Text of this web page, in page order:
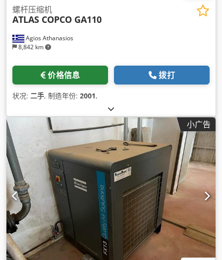
Agios Athanasios
8,842 km
螺杆压缩机
ATLAS COPCO GA110
价格信息 拨打
状况: 二手, 制造年份: 2001,
小广告